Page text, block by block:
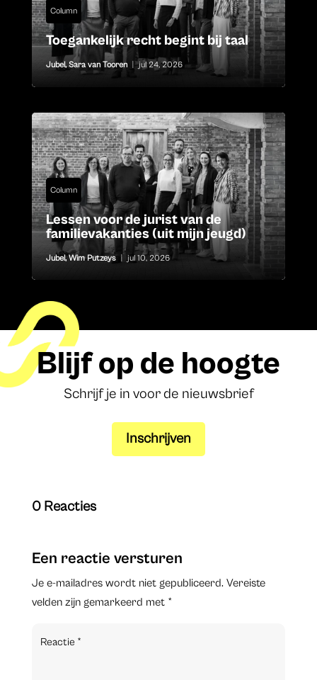
Column
Toegankelijk recht begint bij taal
Jubel, Sara van Tooren | jul 24, 2026
Column
Lessen voor de jurist van de
familievakanties (uit mijn jeugd)
Jubel,Wim Putzeys jul 10, 2026
Blijf op de hoogte
Schrijf je in voor de nieuwsbrief
Inschrijven
0 Reacties
Een reactie versturen
Je e-mailadres wordt niet gepubliceerd. Vereiste
velden zijn gemarkeerd met *